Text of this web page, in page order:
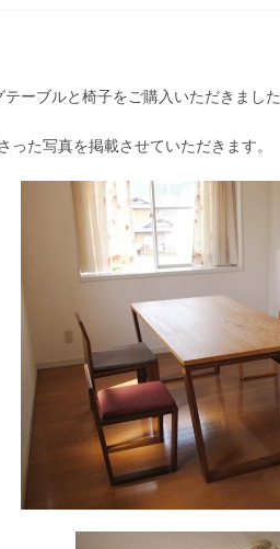
ーブルと椅子をご購入いただきました
た写真を掲載させていただきます。